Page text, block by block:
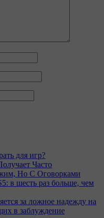
для игр?
Часто
Но С Оговорками
в шесть раз больше, чем
за ложное надежду на
в заблуждение